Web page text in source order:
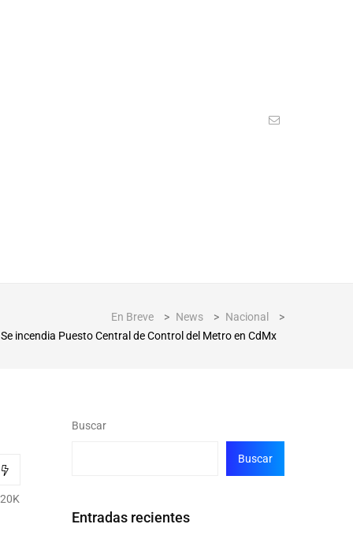
En Breve > News > Nacional
>
Se incendia Puesto Central de Control del Metro en CdMx
Buscar
Buscar
Entradas recientes